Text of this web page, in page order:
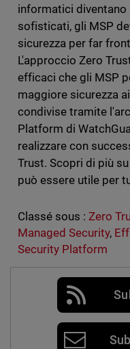
informatici
sofisticati, gli MSP
sicurezza per far
L'approccio Zero
efficaci che gli MSP
maggiore sicurezza
condivise tramite
Platform di
realizzare con
Trust. Scopri di più
può essere utile per
Classé sous : Zero
Managed Security,
Security Platform